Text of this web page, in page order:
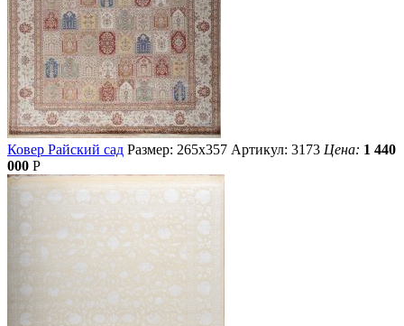
Ковер Райский сад Размер: 265х357 Артикул: 3173 Цена: 1 440
000 Р